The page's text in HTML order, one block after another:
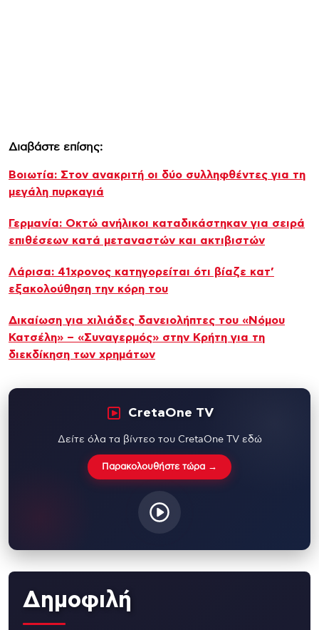
Διαβάστε επίσης:
Βοιωτία: Στον ανακριτή οι δύο συλληφθέντες για τη
μεγάλη πυρκαγιά
Γερμανία: Οκτώ ανήλικοι καταδικάστηκαν για σειρά
επιθέσεων κατά μεταναστών και ακτιβιστών
Λάρισα: 41χρονος κατηγορείται ότι βίαζε κατ’
εξακολούθηση την κόρη του
Δικαίωση για χιλιάδες δανειολήπτες του «Νόμου
Κατσέλη» – «Συναγερμός» στην Κρήτη για τη
διεκδίκηση των χρημάτων
CretaOne TV
Δείτε όλα τα βίντεο του CretaOne TV εδώ
Παρακολουθήστε τώρα →
Δημοφιλή